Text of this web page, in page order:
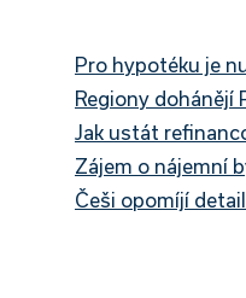
Pro hypotéku je
Regiony dohánějí
Jak ustát
Zájem o nájemní
Češi opomíjí